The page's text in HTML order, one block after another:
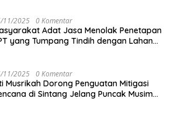
11/2025 0 Komentar
Adat Jasa Menolak Penetapan
yang Tumpang Tindih dengan Lahan
11/2025 0 Komentar
Musrikah Dorong Penguatan Mitigasi
di Sintang Jelang Puncak Musim